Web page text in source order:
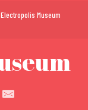
Electropolis Museum